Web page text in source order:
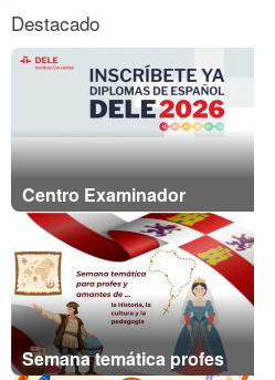
Destacado
Centro Examinador
Semana temática profes